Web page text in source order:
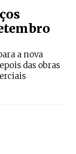
a nova
das obras